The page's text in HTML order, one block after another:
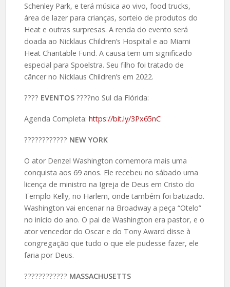
Schenley Park, e terá música ao vivo, food trucks,
área de lazer para crianças, sorteio de produtos do
Heat e outras surpresas. A renda do evento será
doada ao Nicklaus Children’s Hospital e ao Miami
Heat Charitable Fund. A causa tem um significado
especial para Spoelstra. Seu filho foi tratado de
câncer no Nicklaus Children’s em 2022.
????️ EVENTOS????no Sul da Flórida:
Agenda Completa: https://bit.ly/3Px65nC
????️???????? NEW YORK
O ator Denzel Washington comemora mais uma
conquista aos 69 anos. Ele recebeu no sábado uma
licença de ministro na Igreja de Deus em Cristo do
Templo Kelly, no Harlem, onde também foi batizado.
Washington vai encenar na Broadway a peça “Otelo”
no início do ano. O pai de Washington era pastor, e o
ator vencedor do Oscar e do Tony Award disse à
congregação que tudo o que ele pudesse fazer, ele
faria por Deus.
????️???????? MASSACHUSETTS